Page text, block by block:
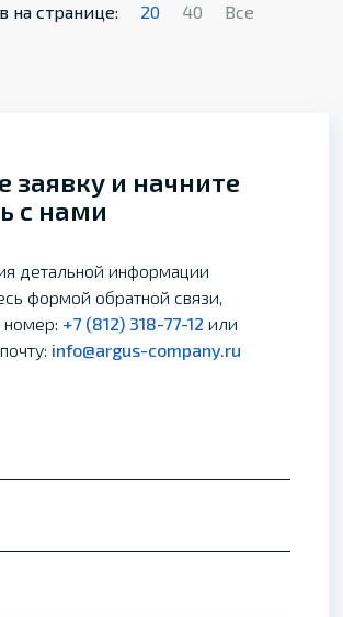
на странице: 20 40 Все
заявку и начните
с нами
детальной информации
формой обратной связи,
номер: +7 (812) 318-77-12 или
info@argus-company.ru